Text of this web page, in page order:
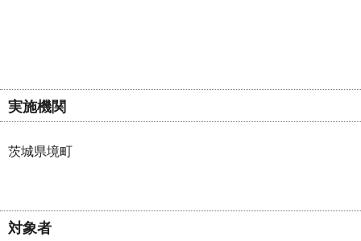
実施機関
茨城県境町
対象者